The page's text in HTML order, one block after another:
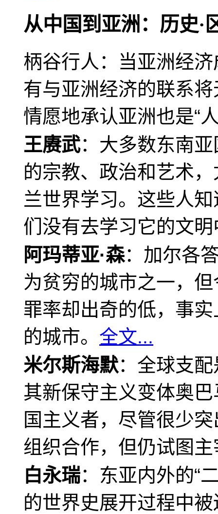
从中国到亚洲：历史·
柄谷行人：当亚洲经
有与亚洲经济的联系
情愿地承认亚洲也是“
王赓武：大多数东南
的宗教、政治和艺术
兰世界学习。这些人
们没有去学习它的文
阿玛蒂亚·森：加尔各
为贫穷的城市之一，
罪率却出奇的低，事
的城市。 全文...
米尔斯海默：全球支
其新保守主义变体奥
国主义者，尽管很少
组织合作，但仍试图
白永瑞：东亚内外的“
的世界史展开过程中